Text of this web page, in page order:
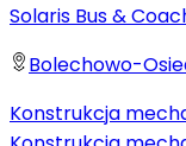
Solaris Bus &
Bolechowo-
Konstrukcja